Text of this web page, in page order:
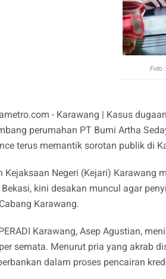
Foto
- Karawang | Kasus
perumahan PT Bumi Artha
terus memantik sorotan publik di
Kejaksaan Negeri (Kejari) Karawang
Bekasi, kini desakan muncul agar
Karawang.
Karawang, Asep Agustian,
semata. Menurut pria yang akrab
dalam proses pencairan